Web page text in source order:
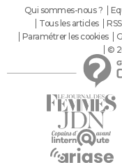
Qui sommes-nous ?
Tous les articles
RSS
Paramétrer les cookies
©